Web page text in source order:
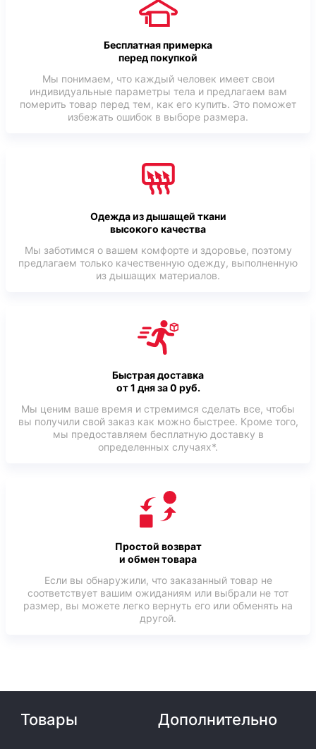
Бесплатная примерка
перед покупкой
Мы понимаем, что каждый человек имеет свои
индивидуальные параметры тела и предлагаем вам
померить товар перед тем, как его купить. Это поможет
избежать ошибок в выборе размера.
Одежда из дышащей ткани
высокого качества
Мы заботимся о вашем комфорте и здоровье, поэтому
предлагаем только качественную одежду, выполненную
из дышащих материалов.
Быстрая доставка
от 1 дня за 0 руб.
Мы ценим ваше время и стремимся сделать все, чтобы
вы получили свой заказ как можно быстрее. Кроме того,
мы предоставляем бесплатную доставку в
определенных случаях*.
Простой возврат
и обмен товара
Если вы обнаружили, что заказанный товар не
соответствует вашим ожиданиям или выбрали не тот
размер, вы можете легко вернуть его или обменять на
другой.
Товары Дополнительно